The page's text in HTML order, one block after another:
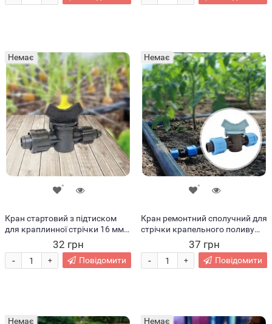
Немає
Кран стартовий з підтиском
для краплинної стрічки 16 мм
32 грн
+
- Повідомити
Немає
Кран ремонтний сполучний для
стрічки крапельного поливу
37 грн
+
- Повідомити
Немає Немає